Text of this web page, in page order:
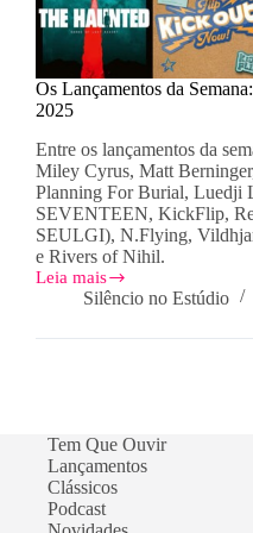
Os Lançamentos da
2025
Entre os lançamentos da
Miley Cyrus, Matt
Planning For Burial, Luedji
SEVENTEEN, KickFlip,
SEULGI), N.Flying,
e Rivers of Nihil.
Leia mais
Os
Lançamentos
maio
de
2025
Silêncio no Estúdio
Tem Que Ouvir
Lançamentos
Clássicos
Podcast